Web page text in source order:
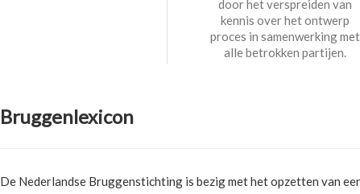
door het verspreiden van
kennis over het ontwerp
proces in samenwerking met
alle betrokken partijen.
Bruggenlexicon
De Nederlandse Bruggenstichting is bezig met het opzetten van